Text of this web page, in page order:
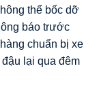
thể bốc dỡ
báo trước
chuẩn bị xe
lại qua đêm